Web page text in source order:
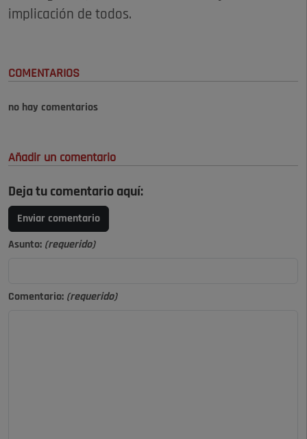
implicación de todos.
COMENTARIOS
no hay comentarios
Añadir un comentario
Deja tu comentario aquí:
Enviar comentario
Asunto: (requerido)
Comentario: (requerido)